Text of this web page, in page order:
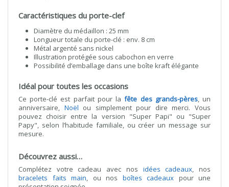
Caractéristiques du porte-clef
Diamètre du médaillon : 25 mm
Longueur totale du porte-clé : env. 8 cm
Métal argenté sans nickel
Illustration protégée sous cabochon en verre
Possibilité d’emballage dans une boîte kraft élégante
Idéal pour toutes les occasions
Ce porte-clé est parfait pour lafête des grands-pères, un
anniversaire, Noël ou simplement pour dire merci. Vous
pouvez choisir entre la version "Super Papi" ou "Super
Papy", selon l’habitude familiale, ou créer un message sur
mesure.
Découvrez aussi…
Complétez votre cadeau avec nos idées cadeaux, nos
bracelets faits main, ou nos boîtes cadeaux pour une